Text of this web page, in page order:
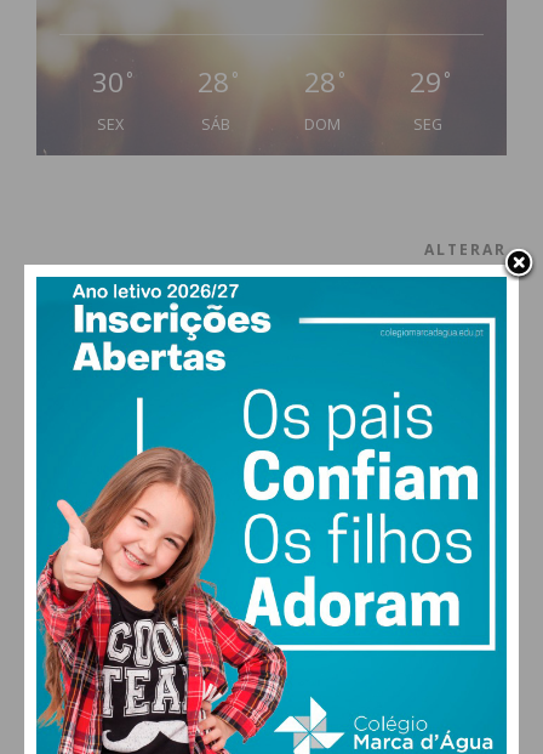
30 °
SEX
28 °
SÁB
28 °
DOM
29 °
SEG
ALTERAR
FARMACIAS DE SERVIÇO EM PAÇOS DE
FERREIRA